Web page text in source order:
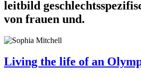
leitbild
von frauen und.
Living the life of an